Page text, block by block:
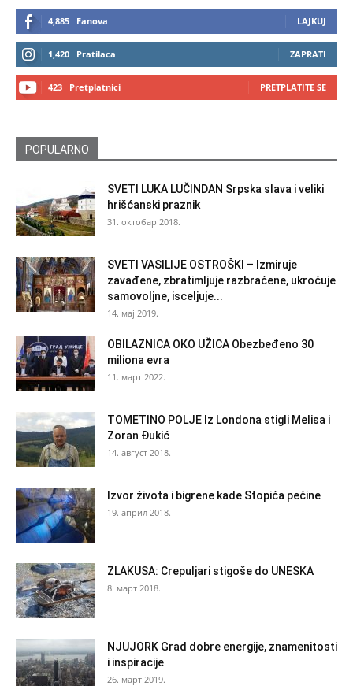
4,885 Fanova LAJKUJ
1,420 Pratilaca ZAPRATI
423 Pretplatnici PRETPLATITE SE
POPULARNO
SVETI LUKA LUČINDAN Srpska slava i veliki
hrišćanski praznik
31. октобар 2018.
SVETI VASILIJE OSTROŠKI – Izmiruje
zavađene, zbratimljuje razbraćene, ukroćuje
samovoljne, isceljuje...
14. мај 2019.
OBILAZNICA OKO UŽICA Obezbeđeno 30
miliona evra
11. март 2022.
TOMETINO POLJE Iz Londona stigli Melisa i
Zoran Đukić
14. август 2018.
Izvor života i bigrene kade Stopića pećine
19. април 2018.
ZLAKUSA: Crepuljari stigoše do UNESKA
8. март 2018.
NJUJORK Grad dobre energije, znamenitosti
i inspiracije
26. март 2019.